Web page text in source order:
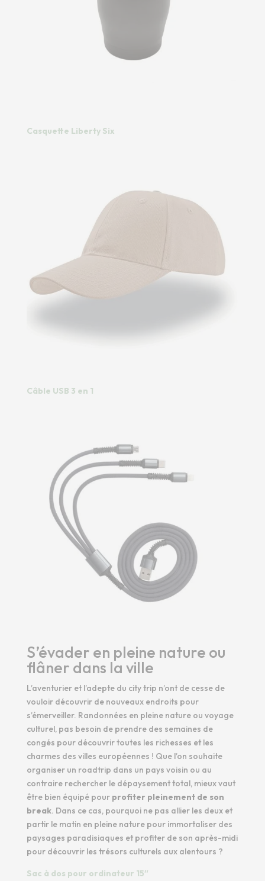
Casquette Liberty Six
Câble USB 3 en 1
S’évader en pleine nature ou
flâner dans la ville
L’aventurier et l’adepte du city trip n’ont de cesse de
vouloir découvrir de nouveaux endroits pour
s’émerveiller. Randonnées en pleine nature ou voyage
culturel, pas besoin de prendre des semaines de
congés pour découvrir toutes les richesses et les
charmes des villes européennes ! Que l’on souhaite
organiser un roadtrip dans un pays voisin ou au
contraire rechercher le dépaysement total, mieux vaut
être bien équipé pour profiter pleinement de son
break. Dans ce cas, pourquoi ne pas allier les deux et
partir le matin en pleine nature pour immortaliser des
paysages paradisiaques et profiter de son après-midi
pour découvrir les trésors culturels aux alentours ?
Sac à dos pour ordinateur 15″